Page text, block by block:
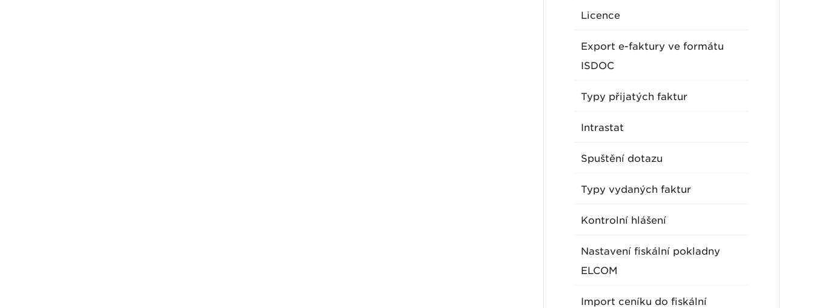
Licence
Export e-faktury ve formátu
ISDOC
Typy přijatých faktur
Intrastat
Spuštění dotazu
Typy vydaných faktur
Kontrolní hlášení
Nastavení fiskální pokladny
ELCOM
Import ceníku do fiskální